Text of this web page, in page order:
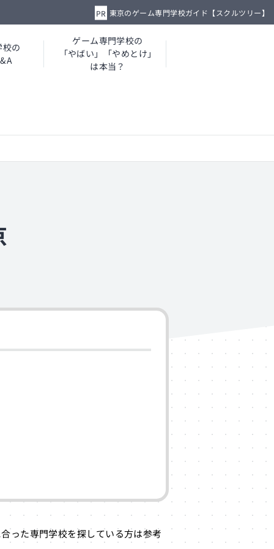
東京のゲーム専門学校ガイド【スクルツリー】
の
ゲーム専門学校の
「やばい」「やめとけ」
は本当？
った専門学校を探している方は参考